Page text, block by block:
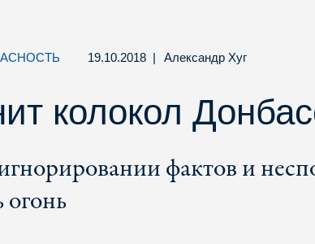
19.10.2018 | Александр Хуг
колокол
фактов и
огонь